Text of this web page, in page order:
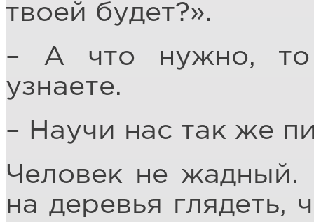
твоей будет?».
– А что нужно,
узнаете.
– Научи нас так же
Человек не жадный.
на деревья глядеть,